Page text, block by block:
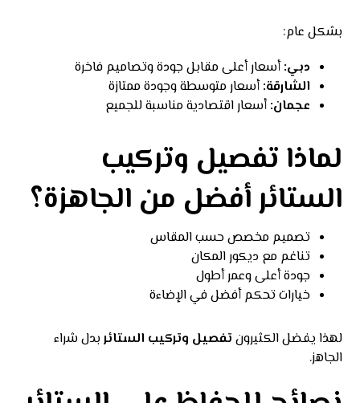
بشكل عام:
دبي:أسعار أعلى مقابل جودة وتصاميم فاخرة
الشارقة:أسعار متوسطة وجودة ممتازة
عجمان:أسعار اقتصادية مناسبة للجميع
لماذا تفصيل وتركيب
الستائر أفضل من الجاهزة؟
تصميم مخصص حسب المقاس
تناغم مع ديكور المكان
جودة أعلى وعمر أطول
خيارات تحكم أفضل في الإضاءة
لهذا يفضل الكثيرون تفصيل وتركيب الستائر بدل شراء
الجاهز.